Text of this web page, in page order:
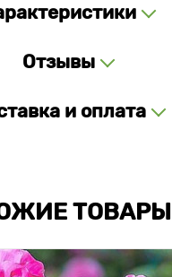
Отзывы
и оплата
ТОВАРЫ